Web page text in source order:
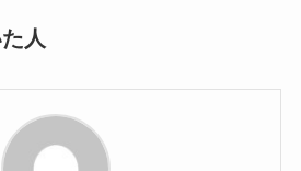
人